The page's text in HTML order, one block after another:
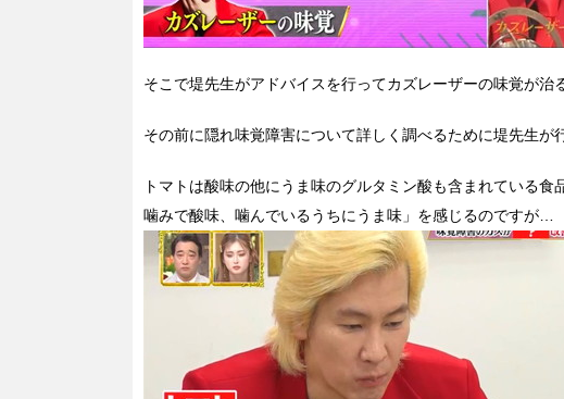
そこで堤先生がアドバイスを行ってカズレーザーの味覚が治
その前に隠れ味覚障害について詳しく調べるために堤先生が
トマトは酸味の他にうま味のグルタミン酸も含まれている
噛みで酸味、噛んでいるうちにうま味」を感じるのですが…